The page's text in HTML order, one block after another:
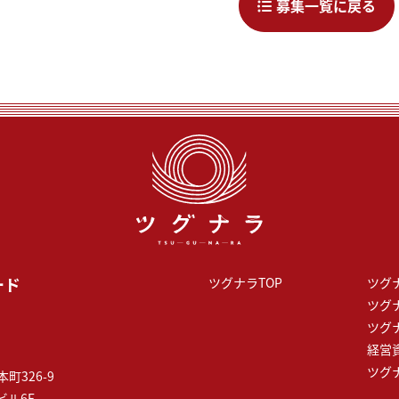
募集一覧に戻る
町326-9
ツグナラTOP
ツグ
ツグ
ツグ
経営
ツグ